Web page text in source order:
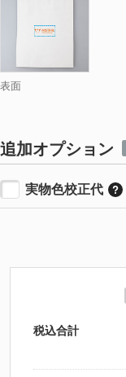
表面
追加オプション
実物色校正代
税込合計